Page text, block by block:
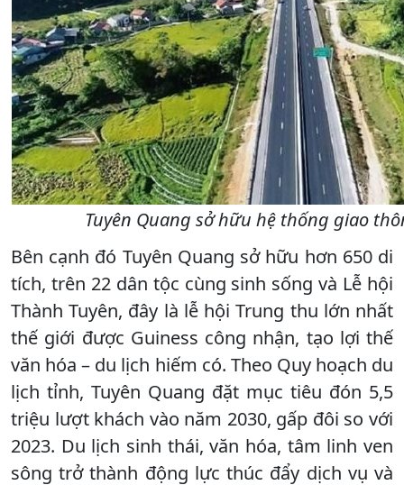
Tuyên Quang sở hữu hệ thống giao
Bên cạnh đó Tuyên Quang sở hữu hơn 650 di
tích, trên 22 dân tộc cùng sinh sống và Lễ hội
Thành Tuyên, đây là lễ hội Trung thu lớn nhất
thế giới được Guiness công nhận, tạo lợi thế
văn hóa – du lịch hiếm có. Theo Quy hoạch du
lịch tỉnh, Tuyên Quang đặt mục tiêu đón 5,5
triệu lượt khách vào năm 2030, gấp đôi so với
2023. Du lịch sinh thái, văn hóa, tâm linh ven
sông trở thành động lực thúc đẩy dịch vụ và